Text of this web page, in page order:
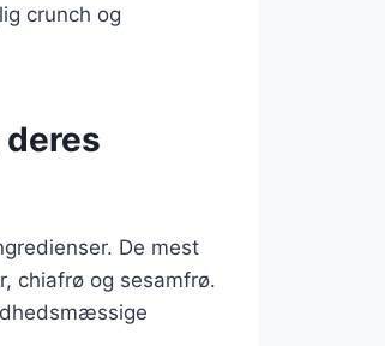
crunch og
De mest
chiafrø og sesamfrø.